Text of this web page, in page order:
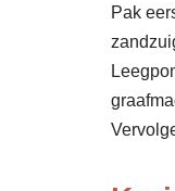
Pak